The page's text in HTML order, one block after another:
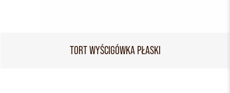
TORT WYŚCIGÓWKA PŁASKI